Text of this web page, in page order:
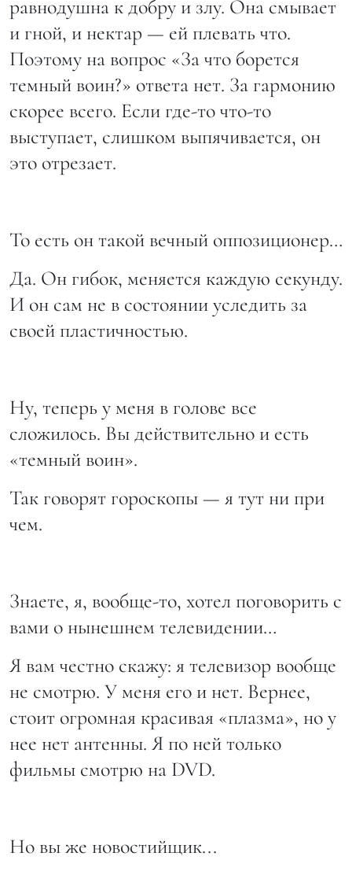
равнодушна к добру и злу. Она смывает
и гной, и нектар — ей плевать что.
Поэтому на вопрос «За что борется
темный воин?» ответа нет. За гармонию
скорее всего. Если где-то что-то
выступает, слишком выпячивается, он
это отрезает.
То есть он такой вечный оппозиционер…
Да. Он гибок, меняется каждую секунду.
И он сам не в состоянии уследить за
своей пластичностью.
Ну, теперь у меня в голове все
сложилось. Вы действительно и есть
«темный воин».
Так говорят гороскопы — я тут ни при
чем.
Знаете, я, вообще-то, хотел поговорить с
вами о нынешнем телевидении…
Я вам честно скажу: я телевизор вообще
не смотрю. У меня его и нет. Вернее,
стоит огромная красивая «плазма», но у
нее нет антенны. Я по ней только
фильмы смотрю на DVD.
Но вы же новостийщик...